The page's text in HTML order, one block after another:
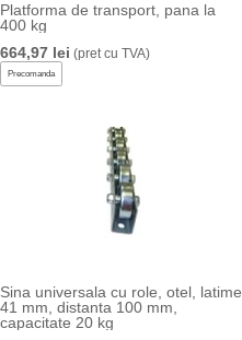
Platforma de transport, pana la
400 kg
664,97 lei (pret cu TVA)
Precomanda
Sina universala cu role, otel, latime
41 mm, distanta 100 mm,
capacitate 20 kg